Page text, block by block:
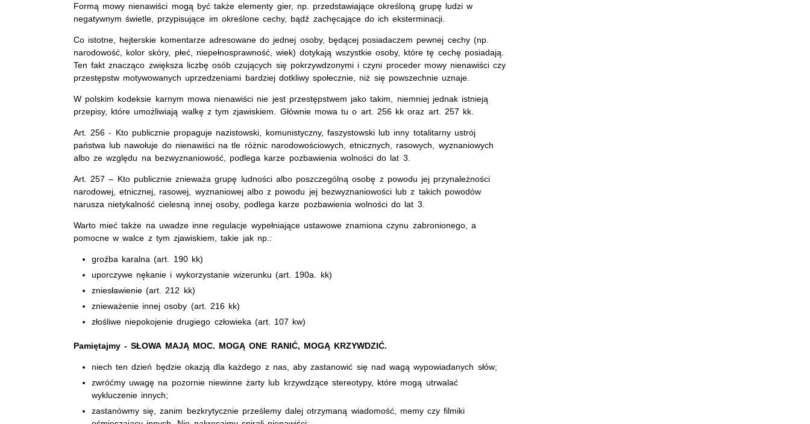
Formą mowy nienawiści mogą być także elementy gier, np. przedstawiające określoną grupę ludzi w
negatywnym świetle, przypisujące im określone cechy, bądź zachęcające do ich eksterminacji.
Co istotne, hejterskie komentarze adresowane do jednej osoby, będącej posiadaczem pewnej cechy (np.
narodowość, kolor skóry, płeć, niepełnosprawność, wiek) dotykają wszystkie osoby, które tę cechę posiadają.
Ten fakt znacząco zwiększa liczbę osób czujących się pokrzywdzonymi i czyni proceder mowy nienawiści czy
przestępstw motywowanych uprzedzeniami bardziej dotkliwy społecznie, niż się powszechnie uznaje.
W polskim kodeksie karnym mowa nienawiści nie jest przestępstwem jako takim, niemniej jednak istnieją
przepisy, które umożliwiają walkę z tym zjawiskiem. Głównie mowa tu o art. 256 kk oraz art. 257 kk.
Art. 256 - Kto publicznie propaguje nazistowski, komunistyczny, faszystowski lub inny totalitarny ustrój
państwa lub nawołuje do nienawiści na tle różnic narodowościowych, etnicznych, rasowych, wyznaniowych
albo ze względu na bezwyznaniowość, podlega karze pozbawienia wolności do lat 3.
Art. 257 – Kto publicznie znieważa grupę ludności albo poszczególną osobę z powodu jej przynależności
narodowej, etnicznej, rasowej, wyznaniowej albo z powodu jej bezwyznaniowości lub z takich powodów
narusza nietykalność cielesną innej osoby, podlega karze pozbawienia wolności do lat 3.
Warto mieć także na uwadze inne regulacje wypełniające ustawowe znamiona czynu zabronionego, a
pomocne w walce z tym zjawiskiem, takie jak np.:
groźba karalna (art. 190 kk)
uporczywe nękanie i wykorzystanie wizerunku (art. 190a. kk)
zniesławienie (art. 212 kk)
znieważenie innej osoby (art. 216 kk)
złośliwe niepokojenie drugiego człowieka (art. 107 kw)
Pamiętajmy - SŁOWA MAJĄ MOC. MOGĄ ONE RANIĆ, MOGĄ KRZYWDZIĆ.
niech ten dzień będzie okazją dla każdego z nas, aby zastanowić się nad wagą wypowiadanych słów;
zwróćmy uwagę na pozornie niewinne żarty lub krzywdzące stereotypy, które mogą utrwalać
wykluczenie innych;
zastanówmy się, zanim bezkrytycznie prześlemy dalej otrzymaną wiadomość, memy czy filmiki